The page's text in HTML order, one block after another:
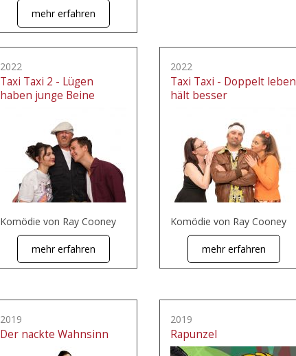
mehr erfahren
2022
Taxi Taxi 2 - Lügen
haben junge Beine
Komödie von Ray Cooney
mehr erfahren
2022
Taxi Taxi - Doppelt leben
hält besser
Komödie von Ray Cooney
mehr erfahren
2019
Der nackte Wahnsinn
2019
Rapunzel